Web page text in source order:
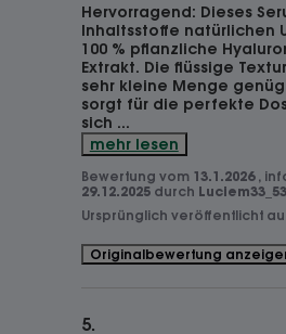
Hervorragend: Dieses
Inhaltsstoffe natürlichen
100 % pflanzliche
Extrakt. Die flüssige
sehr kleine Menge
sorgt für die perfekte
sich ...
mehr lesen
Bewertung vom 13.1.2026 ,
29.12.2025 durch
Ursprünglich veröffentlicht
Originalbewertung